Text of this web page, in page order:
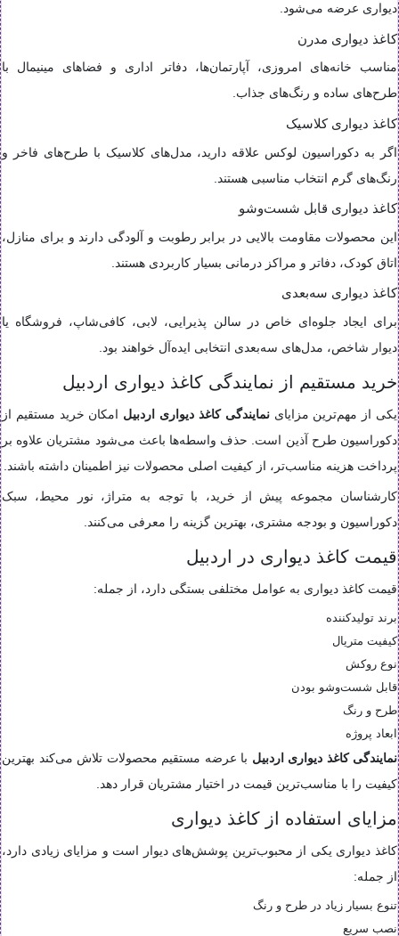
دیواری عرضه می‌شود.
کاغذ دیواری مدرن
مناسب خانه‌های امروزی، آپارتمان‌ها، دفاتر اداری و فضاهای مینیمال با
طرح‌های ساده و رنگ‌های جذاب.
کاغذ دیواری کلاسیک
اگر به دکوراسیون لوکس علاقه دارید، مدل‌های کلاسیک با طرح‌های فاخر و
رنگ‌های گرم انتخاب مناسبی هستند.
کاغذ دیواری قابل شست‌وشو
این محصولات مقاومت بالایی در برابر رطوبت و آلودگی دارند و برای منازل،
اتاق کودک، دفاتر و مراکز درمانی بسیار کاربردی هستند.
کاغذ دیواری سه‌بعدی
برای ایجاد جلوه‌ای خاص در سالن پذیرایی، لابی، کافی‌شاپ، فروشگاه یا
دیوار شاخص، مدل‌های سه‌بعدی انتخابی ایده‌آل خواهند بود.
خرید مستقیم از نمایندگی کاغذ دیواری اردبیل
یکی از مهم‌ترین مزایاینمایندگی کاغذ دیواری اردبیل امکان خرید مستقیم از
دکوراسیون طرح آذین است. حذف واسطه‌ها باعث می‌شود مشتریان علاوه بر
پرداخت هزینه مناسب‌تر، از کیفیت اصلی محصولات نیز اطمینان داشته باشند.
کارشناسان مجموعه پیش از خرید، با توجه به متراژ، نور محیط، سبک
دکوراسیون و بودجه مشتری، بهترین گزینه را معرفی می‌کنند.
قیمت کاغذ دیواری در اردبیل
قیمت کاغذ دیواری به عوامل مختلفی بستگی دارد، از جمله:
برند تولیدکننده
کیفیت متریال
نوع روکش
قابل شست‌وشو بودن
طرح و رنگ
ابعاد پروژه
نمایندگی کاغذ دیواری اردبیل با عرضه مستقیم محصولات تلاش می‌کند بهترین
کیفیت را با مناسب‌ترین قیمت در اختیار مشتریان قرار دهد.
مزایای استفاده از کاغذ دیواری
کاغذ دیواری یکی از محبوب‌ترین پوشش‌های دیوار است و مزایای زیادی دارد،
از جمله:
تنوع بسیار زیاد در طرح و رنگ
نصب سریع